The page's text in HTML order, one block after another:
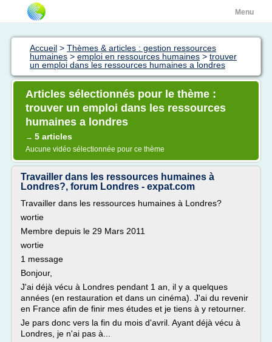
Menu
Accueil > Thèmes & articles : gestion ressources
humaines > emploi en ressources humaines > trouver
un emploi dans les ressources humaines a londres
Articles sélectionnés pour le thème :
trouver un emploi dans les ressources
humaines a londres
→ 5 articles
Aucune vidéo sélectionnée pour ce thème
Travailler dans les ressources humaines à
Londres?, forum Londres - expat.com
Travailler dans les ressources humaines à Londres?
wortie
Membre depuis le 29 Mars 2011
wortie
1 message
Bonjour,
J'ai déjà vécu à Londres pendant 1 an, il y a quelques
années (en restauration et dans un cinéma). J'ai du revenir
en France afin de finir mes études et je tiens à y retourner.
Je pars donc vers la fin du mois d'avril. Ayant déjà vécu à
Londres, je n'ai pas à...